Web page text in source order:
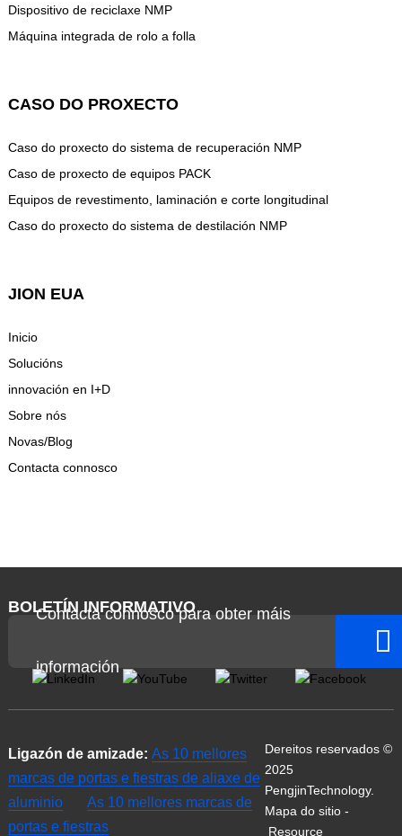
Dispositivo de reciclaxe NMP
Máquina integrada de rolo a folla
CASO DO PROXECTO
Caso do proxecto do sistema de recuperación NMP
Caso de proxecto de equipos PACK
Equipos de revestimento, laminación e corte longitudinal
Caso do proxecto do sistema de destilación NMP
JION EUA
Inicio
Solucións
innovación en I+D
Sobre nós
Novas/Blog
Contacta connosco
BOLETÍN INFORMATIVO
Contacta connosco para obter máis
información
Ligazón de amizade: As 10 mellores
marcas de portas e fiestras de aliaxe de
aluminio
As 10 mellores marcas de
portas e fiestras
Dereitos reservados ©
2025
PengjinTechnology.
Mapa do sitio-
Resource